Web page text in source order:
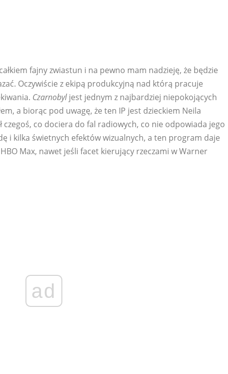
fajny zwiastun i na pewno mam nadzieję, że będzie
Oczywiście z ekipą produkcyjną nad którą pracuje
Czarnobyljest jednym z najbardziej niepokojących
a biorąc pod uwagę, że ten IP jest dzieckiem Neila
czegoś, co dociera do fal radiowych, co nie odpowiada jego
i kilka świetnych efektów wizualnych, a ten program daje
Max, nawet jeśli facet kierujący rzeczami w Warner
ad